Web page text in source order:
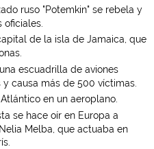
ruso "Potemkin" se rebela y
de la isla de Jamaica, que
escuadrilla de aviones
causa más de 500 víctimas.
en un aeroplano.
se hace oír en Europa a
Melba, que actuaba en